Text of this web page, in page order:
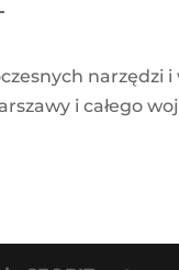
narzędzi
i całego